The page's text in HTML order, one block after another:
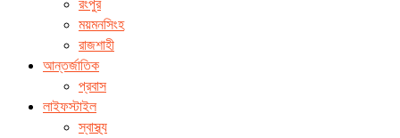
ময়মনসিংহ
রাজশাহী
আন্তর্জাতিক
প্রবাস
লাইফস্টাইল
স্বাস্থ্য